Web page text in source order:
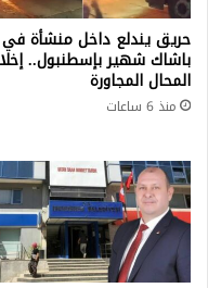
حريق يندلع داخل منشأة في
باشاك شهير بإسطنبول..
المحال المجاورة
منذ 6 ساعات